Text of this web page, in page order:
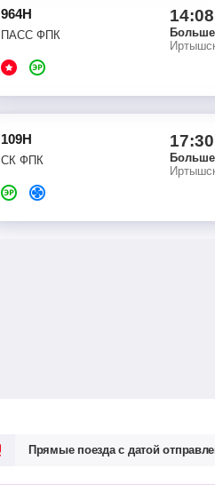
964Н
ПАСС ФПК
14:08
109Н
СК ФПК
17:30
Прямые поезда с датой